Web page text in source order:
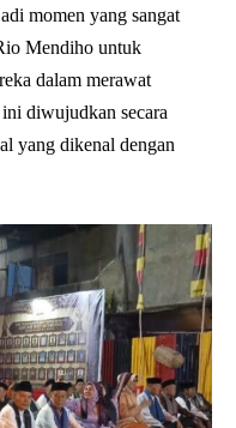
momen yang sangat
Mendiho untuk
dalam merawat
diwujudkan secara
yang dikenal dengan